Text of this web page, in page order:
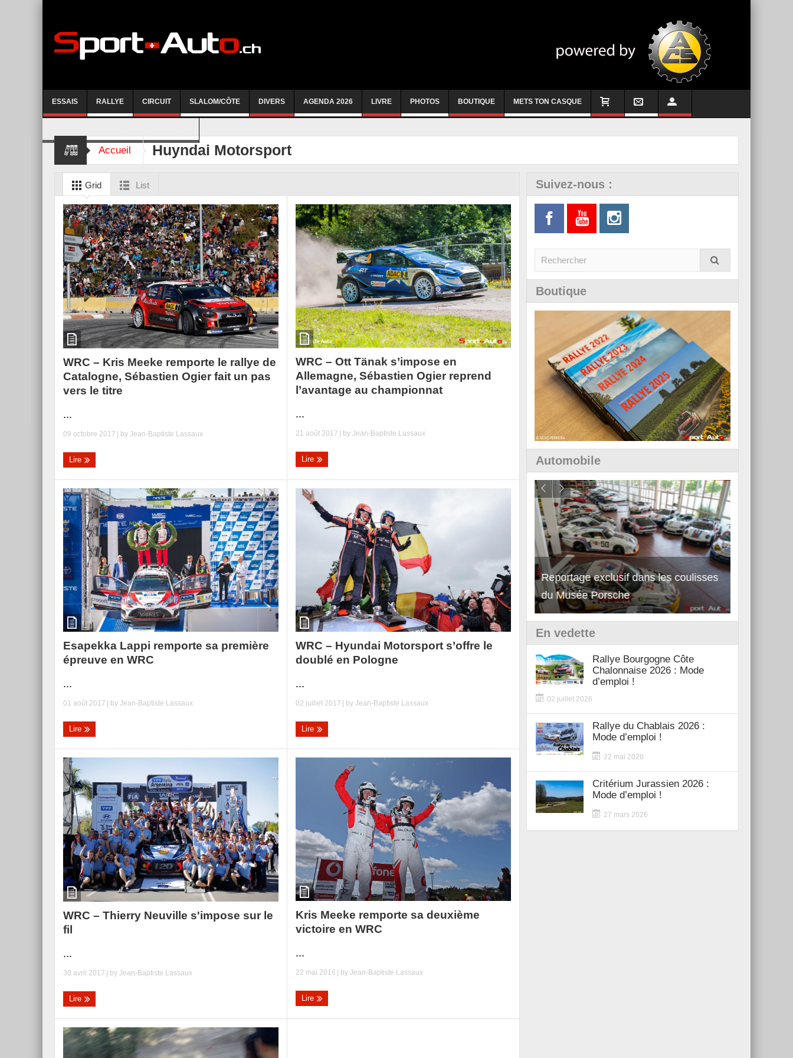
ESSAIS RALLYE CIRCUIT SLALOM/CÔTE DIVERS AGENDA 2026 LIVRE PHOTOS BOUTIQUE METS TON CASQUE
Accueil Huyndai Motorsport
Grid List
WRC – Kris Meeke remporte le rallye de
Catalogne, Sébastien Ogier fait un pas
vers le titre
...
09 octobre 2017 | by Jean-Baptiste Lassaux
Lire
WRC – Ott Tänak s’impose en
Allemagne, Sébastien Ogier reprend
l’avantage au championnat
...
21 août 2017 | byJean-Baptiste Lassaux
Lire
Esapekka Lappi remporte sa première
épreuve en WRC
...
01 août 2017 | by Jean-Baptiste Lassaux
Lire
WRC – Hyundai Motorsport s’offre le
doublé en Pologne
...
02 juillet 2017 | byJean-Baptiste Lassaux
Lire
WRC – Thierry Neuville s'impose sur le
fil
...
30 avril 2017 | by Jean-Baptiste Lassaux
Lire
Kris Meeke remporte sa deuxième
victoire en WRC
...
22 mai 2016 | byJean-Baptiste Lassaux
Lire
Suivez-nous :
Boutique
Automobile
Essai – Morgan Supersport
Reportage exclusif dans les coulisses
du Musée Porsche
En vedette
Rallye Bourgogne Côte
Chalonnaise 2026 : Mode
d’emploi !
02 juillet 2026
Rallye du Chablais 2026 :
Mode d’emploi !
22 mai 2026
Critérium Jurassien 2026 :
Mode d’emploi !
27 mars 2026